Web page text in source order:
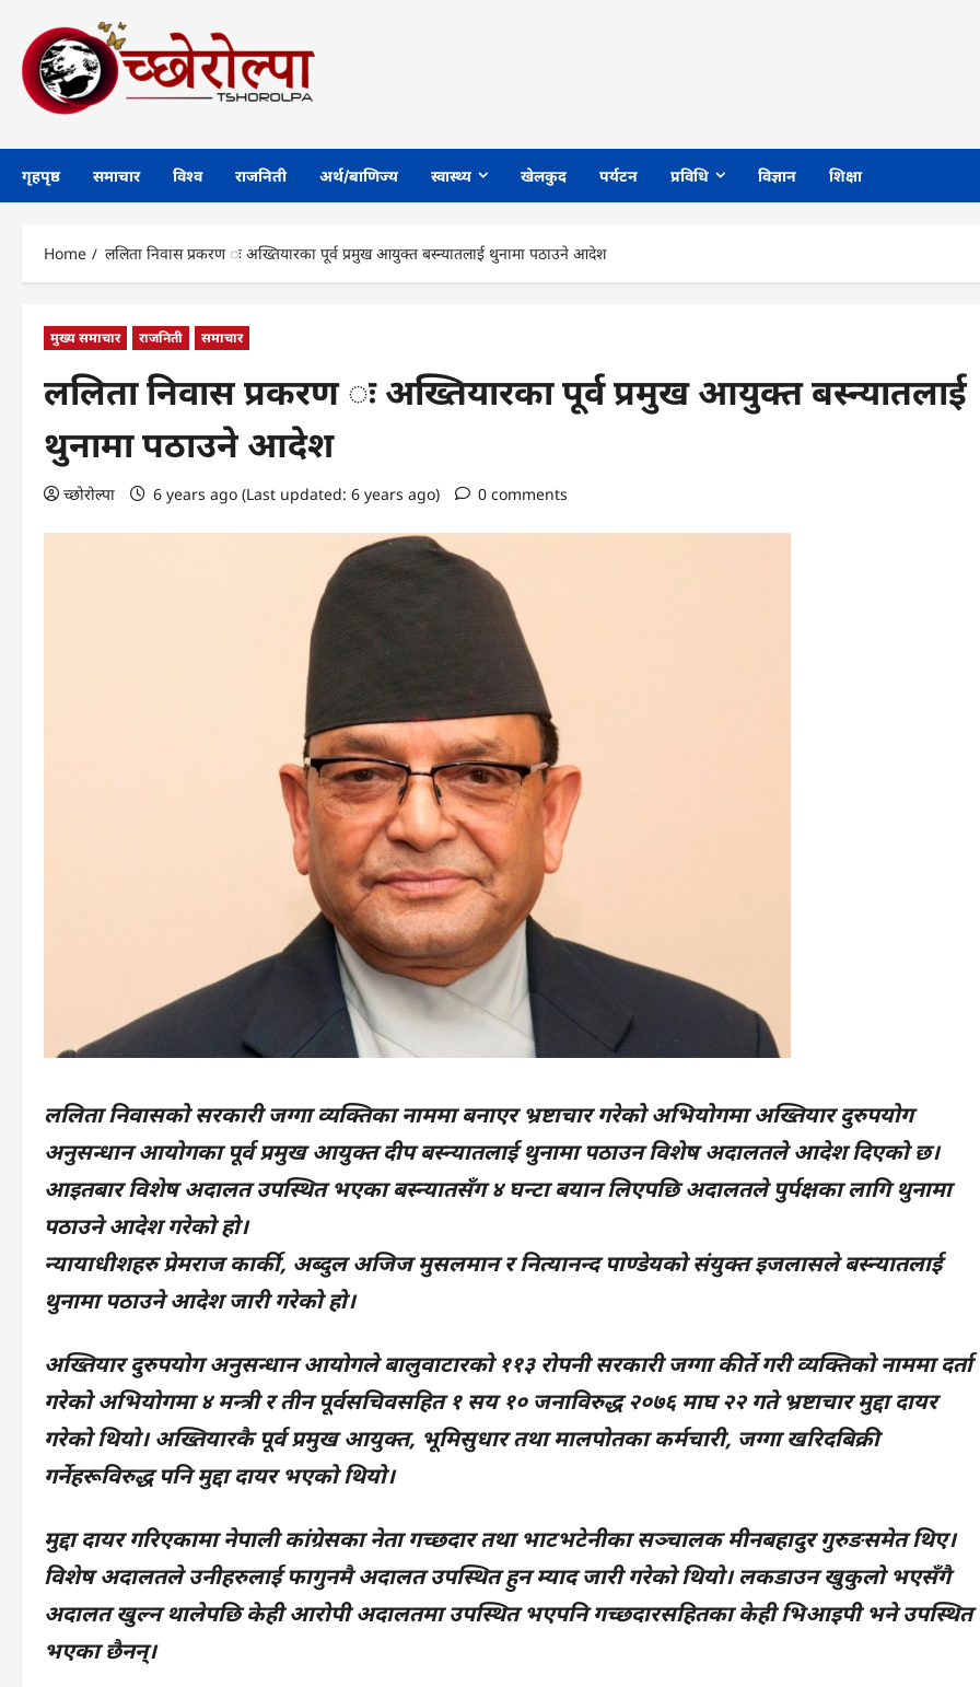
content
गृहपृष्ठ समाचार विश्व राजनिती अर्थ/बाणिज्य स्वास्थ्य खेलकुद पर्यटन प्रविधि विज्ञान शिक्षा
Home ललिता निवास प्रकरण ः अख्तियारका पूर्व प्रमुख आयुक्त बस्न्यातलाई थुनामा पठाउने आदेश
मुख्य समाचार राजनिती समाचार
ललिता निवास प्रकरण ः अख्तियारका पूर्व प्रमुख आयुक्त बस्न्यातलाई
थुनामा पठाउने आदेश
च्छोरोल्पा 6 years ago (Last updated: 6 years ago) 0 comments
ललिता निवासको सरकारी जग्गा व्यक्तिका नाममा बनाएर भ्रष्टाचार गरेको अभियोगमा अख्तियार दुरुपयोग
अनुसन्धान आयोगका पूर्व प्रमुख आयुक्त दीप बस्न्यातलाई थुनामा पठाउन विशेष अदालतले आदेश दिएको छ।
आइतबार विशेष अदालत उपस्थित भएका बस्न्यातसँग ४ घन्टा बयान लिएपछि अदालतले पुर्पक्षका लागि थुनामा
पठाउने आदेश गरेको हो।
न्यायाधीशहरु प्रेमराज कार्की, अब्दुल अजिज मुसलमान र नित्यानन्द पाण्डेयको संयुक्त इजलासले बस्न्यातलाई
थुनामा पठाउने आदेश जारी गरेको हो।
अख्तियार दुरुपयोग अनुसन्धान आयोगले बालुवाटारको ११३ रोपनी सरकारी जग्गा कीर्ते गरी व्यक्तिको नाममा दर्ता
गरेको अभियोगमा ४ मन्त्री र तीन पूर्वसचिवसहित १ सय १० जनाविरुद्ध २०७६ माघ २२ गते भ्रष्टाचार मुद्दा दायर
गरेको थियो। अख्तियारकै पूर्व प्रमुख आयुक्त, भूमिसुधार तथा मालपोतका कर्मचारी, जग्गा खरिदबिक्री
गर्नेहरूविरुद्ध पनि मुद्दा दायर भएको थियो।
मुद्दा दायर गरिएकामा नेपाली कांग्रेसका नेता गच्छदार तथा भाटभटेनीका सञ्चालक मीनबहादुर गुरुङसमेत थिए।
विशेष अदालतले उनीहरुलाई फागुनमै अदालत उपस्थित हुन म्याद जारी गरेको थियो। लकडाउन खुकुलो भएसँगै
अदालत खुल्न थालेपछि केही आरोपी अदालतमा उपस्थित भएपनि गच्छदारसहितका केही भिआइपी भने उपस्थित
भएका छैनन्।